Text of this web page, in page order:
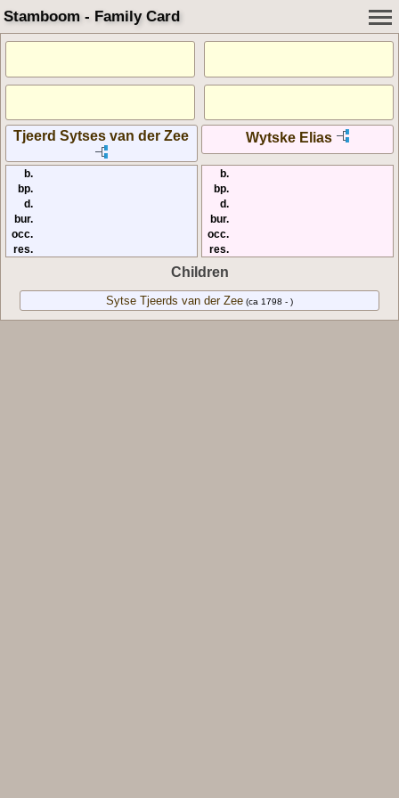
Stamboom - Family Card
Tjeerd Sytses van der Zee Wytske Elias
b.
bp.
d.
bur.
occ.
res.
b.
bp.
d.
bur.
occ.
res.
Children
Sytse Tjeerds van der Zee (ca 1798 - )